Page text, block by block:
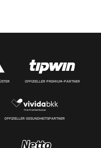
OFFIZIELLER PREMIUM-PARTNER
OFFIZIELLER GESUNDHEITSPARTNER